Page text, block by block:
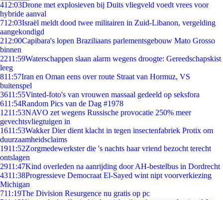
412:03Drone met explosieven bij Duits vliegveld voedt vrees voor
hybride aanval
712:03Israël meldt dood twee militairen in Zuid-Libanon, vergelding
aangekondigd
212:00Capibara's lopen Braziliaans parlementsgebouw Mato Grosso
binnen
2211:59Waterschappen slaan alarm wegens droogte: Gereedschapskist
leeg
811:57Iran en Oman eens over route Straat van Hormuz, VS
buitenspel
3611:55Vinted-foto's van vrouwen massaal gedeeld op seksfora
611:54Random Pics van de Dag #1978
1211:53NAVO zet wegens Russische provocatie 250% meer
gevechtsvliegtuigen in
1611:53Wakker Dier dient klacht in tegen insectenfabriek Protix om
duurzaamheidsclaims
1911:52Zorgmedewerkster die 's nachts haar vriend bezocht terecht
ontslagen
2911:47Kind overleden na aanrijding door AH-bestelbus in Dordrecht
4311:38Progressieve Democraat El-Sayed wint nipt voorverkiezing
Michigan
711:19The Division Resurgence nu gratis op pc